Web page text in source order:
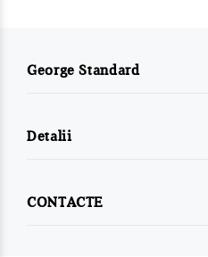
George Standard
Detalii
CONTACTE